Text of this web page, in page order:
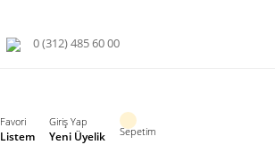
0 (312) 485 60 00
Favori
Listem
Giriş Yap
Yeni Üyelik Sepetim